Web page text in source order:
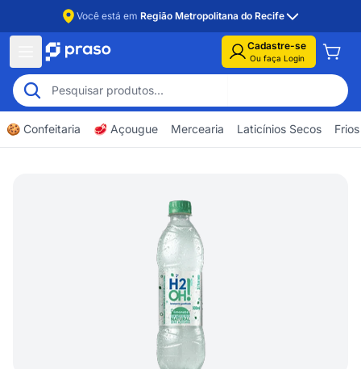
Você está em Região Metropolitana do Recife
Cadastre-se
Ou faça Login
🍪 Confeitaria 🥩 Açougue Mercearia Laticínios Secos